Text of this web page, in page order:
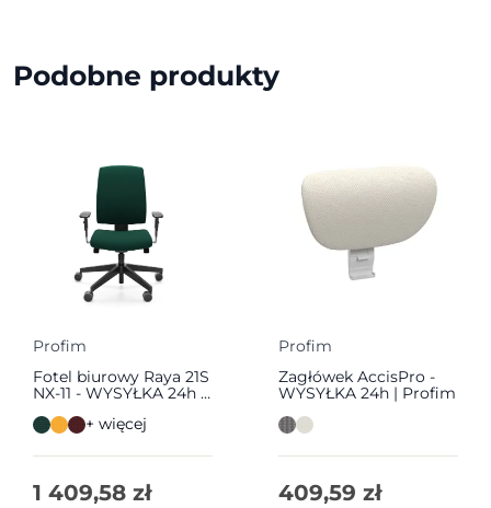
Podobne produkty
Profim
Fotel biurowy Raya 21S
NX-11 - WYSYŁKA 24h |
+ więcej
1 409,58 zł
Profim
Zagłówek AccisPro -
WYSYŁKA 24h | Profim
409,59 zł